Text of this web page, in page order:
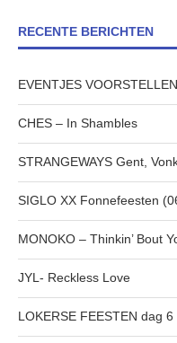
RECENTE BERICHTEN
EVENTJES
CHES – In Shambles
STRANGEWAYS Gent,
SIGLO XX Fonnefeesten
MONOKO – Thinkin’ Bout
JYL- Reckless Love
LOKERSE FEESTEN dag